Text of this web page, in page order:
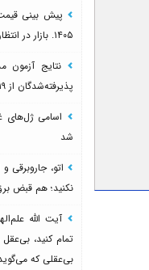
۱۴۰۵. بازار در انتظار تثبیت یا ادامه رشد؟
نتایج آزمون
پذیرفته‌شدگان از ۱۹ مرداد
اسامی ژل‌های
شد
اتو،
نکنید؛ هم قبض
آیت الله
تمام کنید،